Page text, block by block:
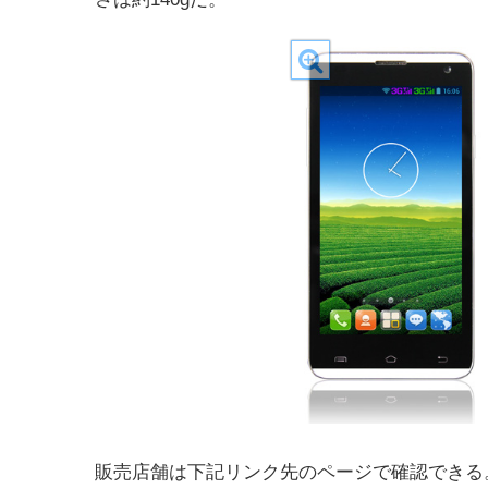
販売店舗は下記リンク先のページで確認できる